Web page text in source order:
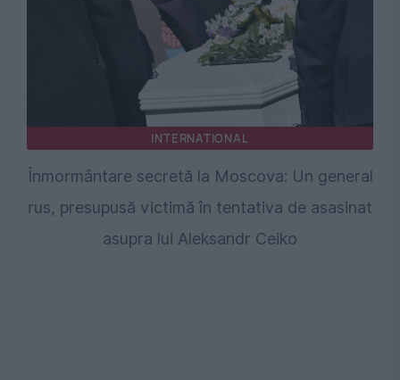
INTERNATIONAL
Înmormântare secretă la Moscova: Un general
rus, presupusă victimă în tentativa de asasinat
asupra lui Aleksandr Ceiko